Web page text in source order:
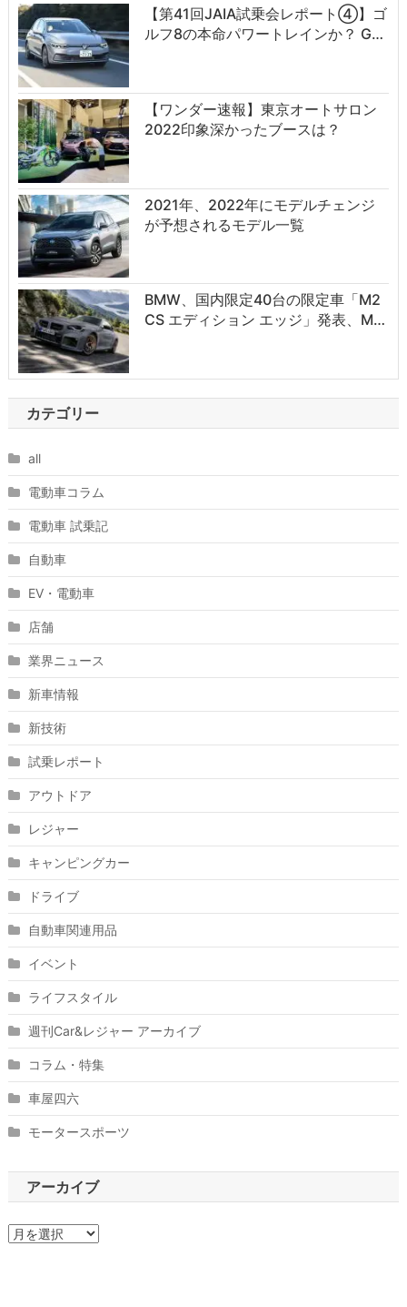
【第41回JAIA試乗会レポート④】ゴ
ルフ8の本命パワートレインか？ G…
【ワンダー速報】東京オートサロン
2022印象深かったブースは？
2021年、2022年にモデルチェンジ
が予想されるモデル一覧
BMW、国内限定40台の限定車「M2
CS エディション エッジ」発表、M…
カテゴリー
all
電動車コラム
電動車 試乗記
自動車
EV・電動車
店舗
業界ニュース
新車情報
新技術
試乗レポート
アウトドア
レジャー
キャンピングカー
ドライブ
自動車関連用品
イベント
ライフスタイル
週刊Car&レジャー アーカイブ
コラム・特集
車屋四六
モータースポーツ
アーカイブ
ア